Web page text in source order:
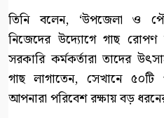
তিনি বলেন, ‘উপজেলা ও
নিজেদের উদ্যোগে গাছ
সরকারি কর্মকর্তারা তাদের
গাছ লাগাতেন, সেখানে
আপনারা পরিবেশ রক্ষায় বড়